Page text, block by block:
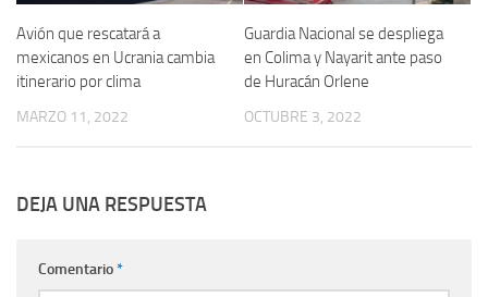
Avión que rescatará a
mexicanos en Ucrania cambia
itinerario por clima
MARZO 11, 2022
Guardia Nacional se despliega
en Colima y Nayarit ante paso
de Huracán Orlene
OCTUBRE 3, 2022
DEJA UNA RESPUESTA
Comentario*